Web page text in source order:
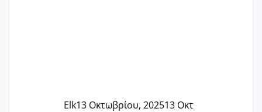
Elk13 Οκτωβρίου, 202513 Οκτ